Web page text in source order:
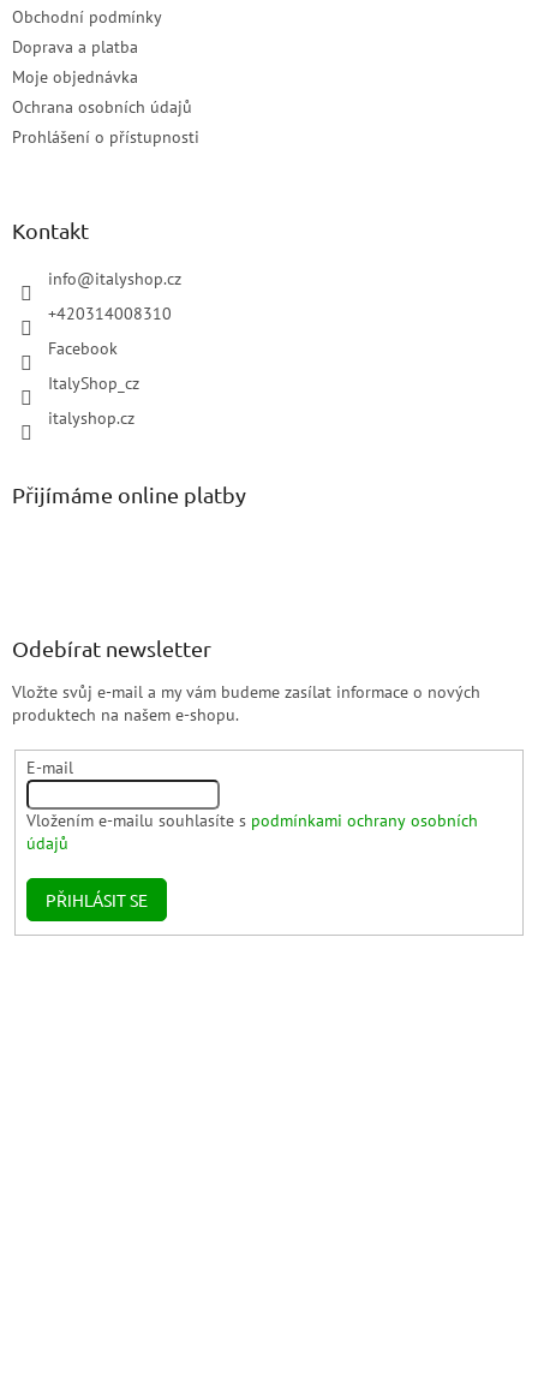
Obchodní podmínky
Doprava a platba
Moje objednávka
Ochrana osobních údajů
Prohlášení o přístupnosti
Kontakt
info@italyshop.cz
+420314008310
Facebook
ItalyShop_cz
italyshop.cz
Přijímáme online platby
Odebírat newsletter
Vložte svůj e-mail a my vám budeme zasílat informace o nových
produktech na našem e-shopu.
E-mail
Vložením e-mailu souhlasíte s podmínkami ochrany osobních
údajů
PŘIHLÁSIT SE